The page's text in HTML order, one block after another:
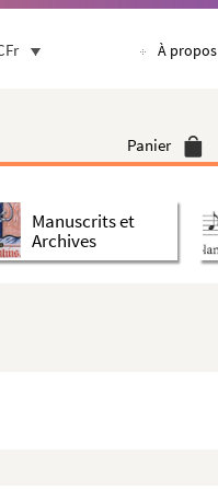
À propos
Panier
Manuscrits et
Archives